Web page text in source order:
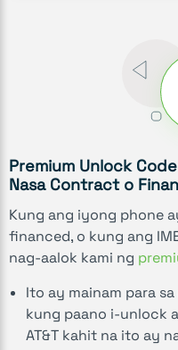
Premium Unlock
Nasa Contract o
Kung ang iyong phone
financed, o kung ang
nag-aalok kami ng
Ito ay mainam para
kung paano i-unlock
AT&T kahit na ito ay